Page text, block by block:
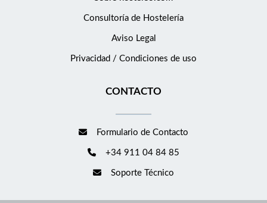
Consultoría de Hostelería
Aviso Legal
Privacidad / Condiciones de uso
CONTACTO
Formulario de Contacto
+34 911 04 84 85
Soporte Técnico